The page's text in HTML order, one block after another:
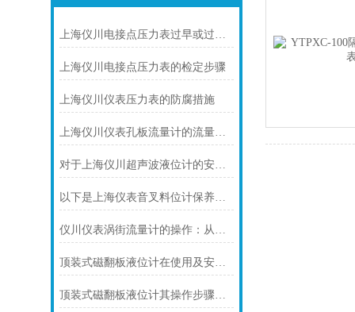
上海仪川电接点压力表过早或过晚发生信号
上海仪川电接点压力表的检定步骤
上海仪川仪表压力表的防腐措施
上海仪川仪表孔板流量计的流量计算公式
对于上海仪川超声波液位计的安装原理你可知晓！
以下是上海仪表音叉料位计保养的技巧
仪川仪表涡街流量计的操作：从头开始学
顶装式磁翻板液位计在使用及安装前需要做些什么呢？
顶装式磁翻板液位计其操作步骤可分为四个阶段